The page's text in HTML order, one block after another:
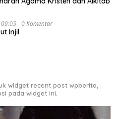
0 Komentar
Injil
widget recent post wpberita,
pada widget ini.